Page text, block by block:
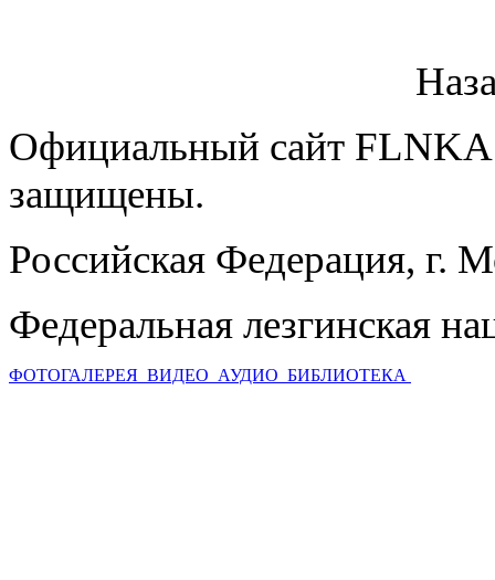
Официальный сайт
защищены.
Российская Федерация, г.
Федеральная лезгинская
ФОТОГАЛЕРЕЯ ВИДЕО АУДИО БИБЛИОТЕКА